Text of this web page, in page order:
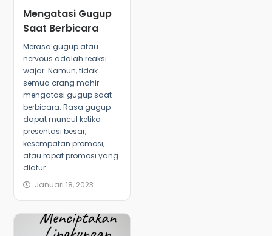
Mengatasi Gugup
Saat Berbicara
Merasa gugup atau
nervous adalah reaksi
wajar. Namun, tidak
semua orang mahir
mengatasi gugup saat
berbicara. Rasa gugup
dapat muncul ketika
presentasi besar,
kesempatan promosi,
atau rapat promosi yang
diatur...
Januari 18, 2023